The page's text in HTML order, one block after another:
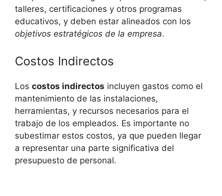
talleres, certificaciones y otros programas
educativos, y deben estar alineados con los
objetivos estratégicos de la empresa.
Costos Indirectos
Los costos indirectos incluyen gastos como el
mantenimiento de las instalaciones,
herramientas, y recursos necesarios para el
trabajo de los empleados. Es importante no
subestimar estos costos, ya que pueden llegar
a representar una parte significativa del
presupuesto de personal.